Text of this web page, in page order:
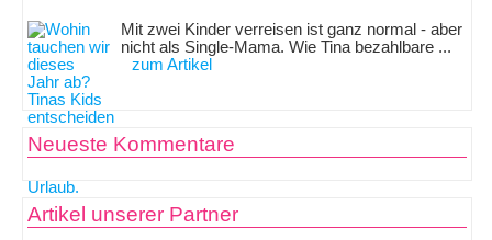
Mit zwei Kinder verreisen ist ganz normal - aber
nicht als Single-Mama. Wie Tina bezahlbare ...
zum Artikel
Neueste Kommentare
Artikel unserer Partner